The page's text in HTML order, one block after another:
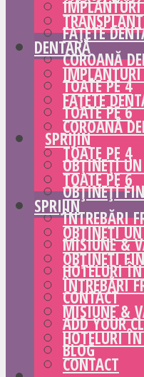
IMPLANTURI
FAȚETE
COROANĂ
TOATE PE 4
TOATE PE 6
SPRIJIN
OBȚINEȚI
OBȚINEȚI
ÎNTREBĂRI
MISIUNE &
HOTELURI
CONTACT
ADD YOUR
BLOG
DENTARĂ
IMPLANTURI
FAȚETE
COROANĂ
TOATE PE 4
TOATE PE 6
SPRIJIN
OBȚINEȚI
OBȚINEȚI
ÎNTREBĂRI
MISIUNE &
HOTELURI
CONTACT